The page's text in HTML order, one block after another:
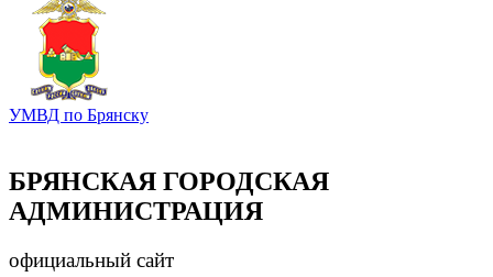
УМВД по Брянску
БРЯНСКАЯ ГОРОДСКАЯ
АДМИНИСТРАЦИЯ
официальный сайт